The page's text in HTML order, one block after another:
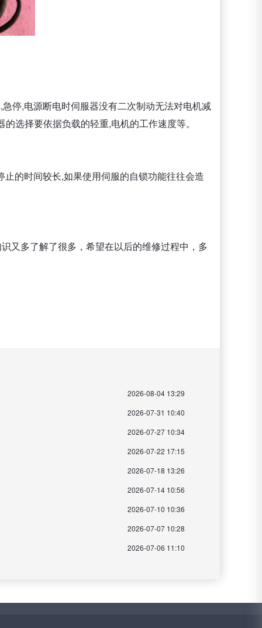
停,电源断电时伺服器没有二次制动无法对电机减
选择要依据负载的轻重,电机的工作速度等。
的时间较长,如果使用伺服的自锁功能往往会造
又多了解了很多，希望在以后的维修过程中，多
2026-08-04 13:29
2026-07-31 10:40
2026-07-27 10:34
2026-07-22 17:15
2026-07-18 13:26
2026-07-14 10:56
2026-07-10 10:36
2026-07-07 10:28
2026-07-06 11:10